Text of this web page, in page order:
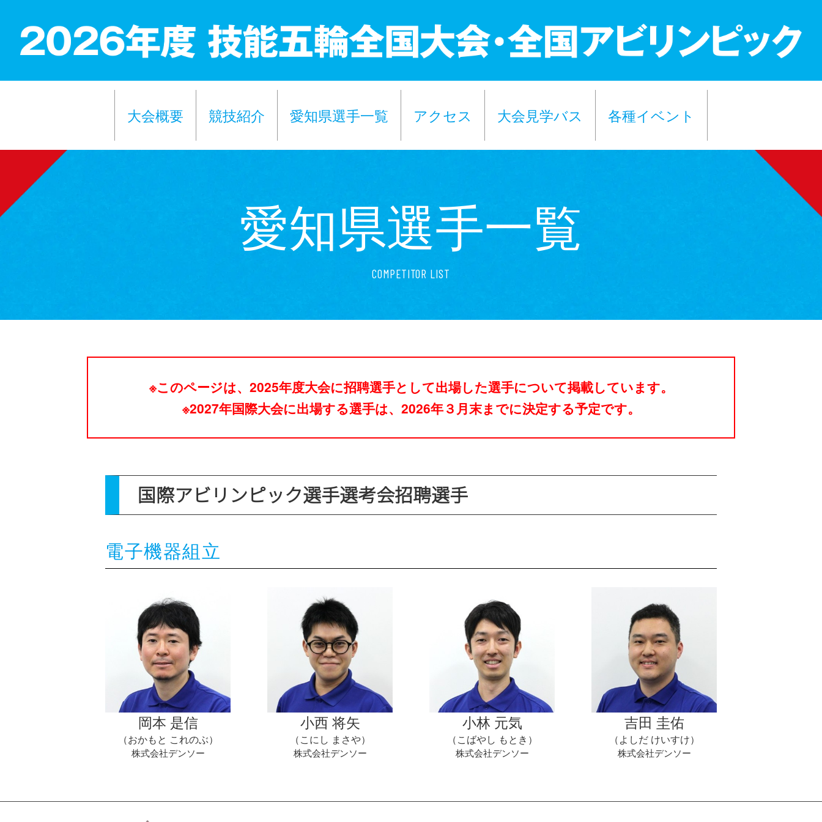
大会概要 競技紹介 愛知県選手一覧 アクセス 大会見学バス 各種イベント
愛知県選手一覧
COMPETITOR LIST
※このページは、2025年度大会に招聘選手として出場した選手について掲載しています。
※2027年国際大会に出場する選手は、2026年３月末までに決定する予定です。
国際アビリンピック選手選考会招聘選手
電子機器組立
岡本 是信
（おかもと これのぶ）
株式会社デンソー
小西 将矢
（こにし まさや）
株式会社デンソー
小林 元気
（こばやし もとき）
株式会社デンソー
吉田 圭佑
（よしだ けいすけ）
株式会社デンソー